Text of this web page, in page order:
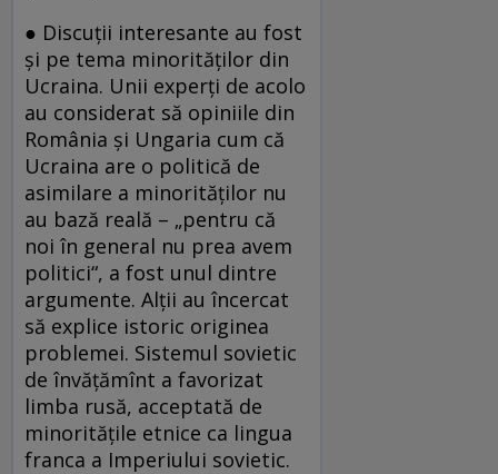
● Discuţii interesante au fost
şi pe tema minorităţilor din
Ucraina. Unii experţi de acolo
au considerat să opiniile din
România şi Ungaria cum că
Ucraina are o politică de
asimilare a minorităţilor nu
au bază reală – „pentru că
noi în general nu prea avem
politici“, a fost unul dintre
argumente. Alţii au încercat
să explice istoric originea
problemei. Sistemul sovietic
de învăţămînt a favorizat
limba rusă, acceptată de
minorităţile etnice ca lingua
franca a Imperiului sovietic.